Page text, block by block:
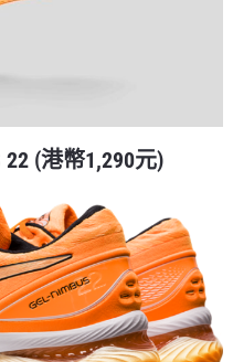
22 (港幣1,290元)